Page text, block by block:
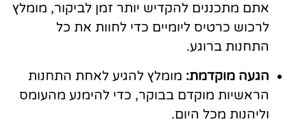
אתם מתכננים להקדיש יותר זמן לביקור, מומלץ
לרכוש כרטיס ליומיים כדי לחוות את כל
התחנות ברוגע.
הגעה מוקדמת: מומלץ להגיע לאחת התחנות
הראשיות מוקדם בבוקר, כדי להימנע מהעומס
וליהנות מכל היום.